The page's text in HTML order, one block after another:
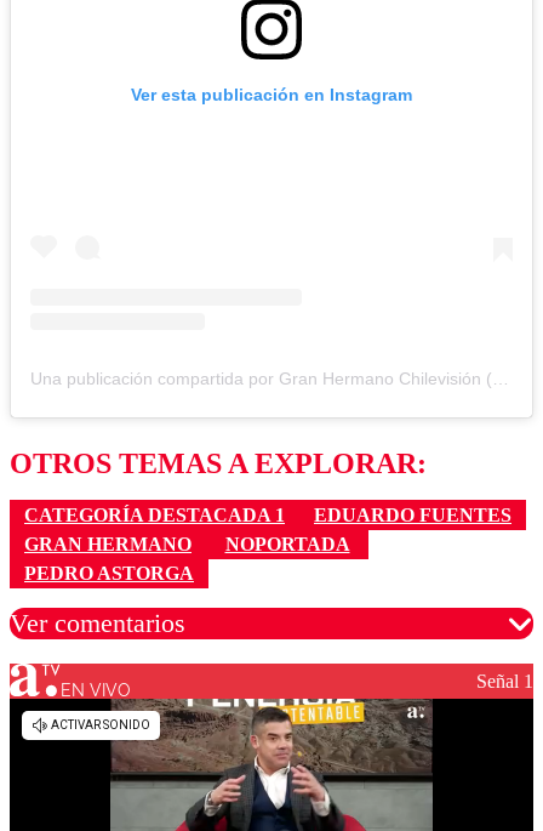
Ver esta publicación en Instagram
Una publicación compartida por Gran Hermano Chilevisión (@granhermanocl)
OTROS TEMAS A EXPLORAR:
CATEGORÍA DESTACADA 1
EDUARDO FUENTES
GRAN HERMANO
NOPORTADA
PEDRO ASTORGA
Ver comentarios
Los comentarios son moderados para garantizar un
diálogo respetuoso.
EN VIVO Señal 1